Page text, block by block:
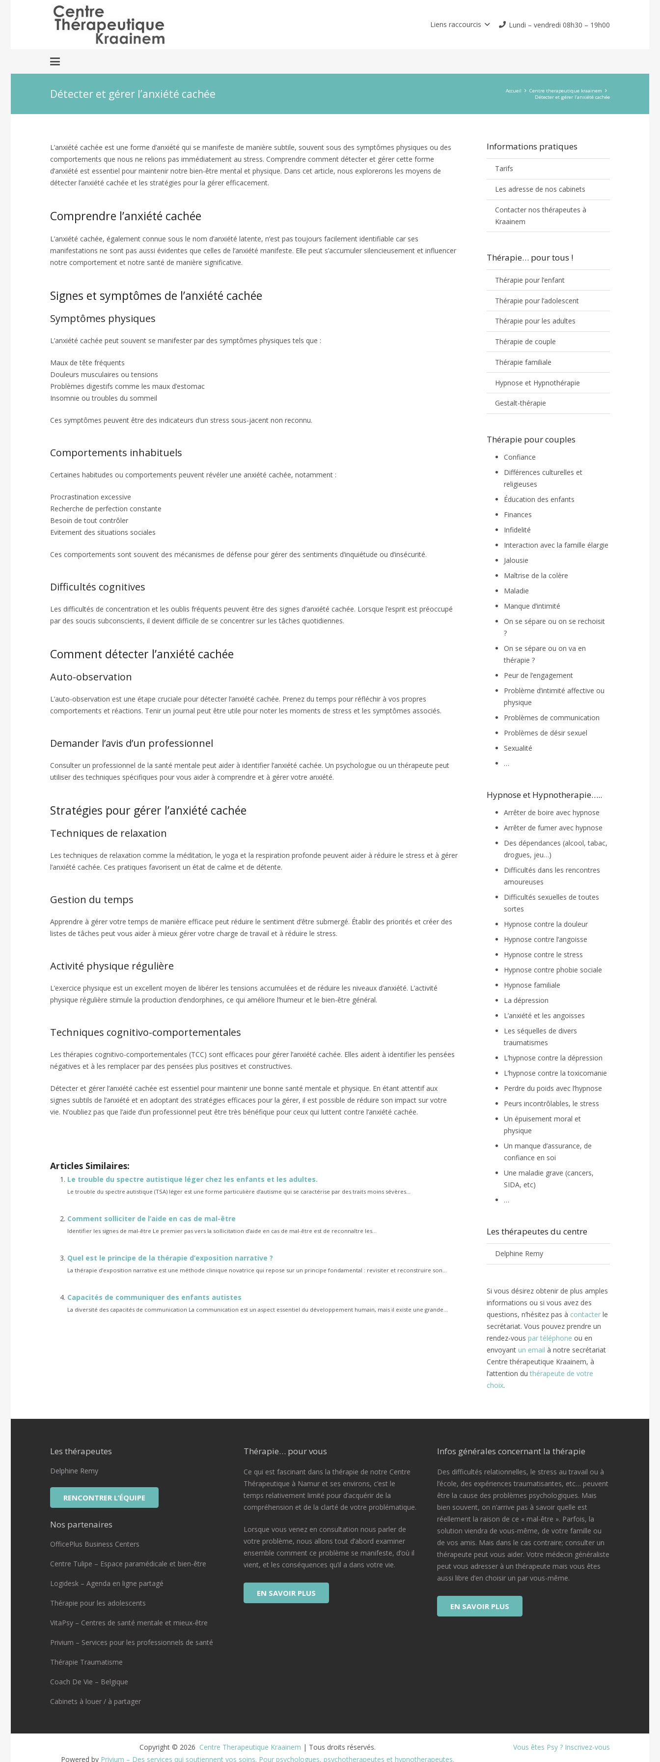
Liens raccourcis Lundi – vendredi 08h30 – 19h00
Détecter et gérer l’anxiété cachée Accueil
Centre therapeutique kraainem
Détecter et gérer l’anxiété cachée
L’anxiété cachée est une forme d’anxiété qui se manifeste de manière subtile, souvent sous des symptômes physiques ou des
comportements que nous ne relions pas immédiatement au stress. Comprendre comment détecter et gérer cette forme
d’anxiété est essentiel pour maintenir notre bien-être mental et physique. Dans cet article, nous explorerons les moyens de
détecter l’anxiété cachée et les stratégies pour la gérer efficacement.
Comprendre l’anxiété cachée
L’anxiété cachée, également connue sous le nom d’anxiété latente, n’est pas toujours facilement identifiable car ses
manifestations ne sont pas aussi évidentes que celles de l’anxiété manifeste. Elle peut s’accumuler silencieusement et influencer
notre comportement et notre santé de manière significative.
Signes et symptômes de l’anxiété cachée
Symptômes physiques
L’anxiété cachée peut souvent se manifester par des symptômes physiques tels que :
Maux de tête fréquents
Douleurs musculaires ou tensions
Problèmes digestifs comme les maux d’estomac
Insomnie ou troubles du sommeil
Ces symptômes peuvent être des indicateurs d’un stress sous-jacent non reconnu.
Comportements inhabituels
Certaines habitudes ou comportements peuvent révéler une anxiété cachée, notamment :
Procrastination excessive
Recherche de perfection constante
Besoin de tout contrôler
Evitement des situations sociales
Ces comportements sont souvent des mécanismes de défense pour gérer des sentiments d’inquiétude ou d’insécurité.
Difficultés cognitives
Les difficultés de concentration et les oublis fréquents peuvent être des signes d’anxiété cachée. Lorsque l’esprit est préoccupé
par des soucis subconscients, il devient difficile de se concentrer sur les tâches quotidiennes.
Comment détecter l’anxiété cachée
Auto-observation
L’auto-observation est une étape cruciale pour détecter l’anxiété cachée. Prenez du temps pour réfléchir à vos propres
comportements et réactions. Tenir un journal peut être utile pour noter les moments de stress et les symptômes associés.
Demander l’avis d’un professionnel
Consulter un professionnel de la santé mentale peut aider à identifier l’anxiété cachée. Un psychologue ou un thérapeute peut
utiliser des techniques spécifiques pour vous aider à comprendre et à gérer votre anxiété.
Stratégies pour gérer l’anxiété cachée
Techniques de relaxation
Les techniques de relaxation comme la méditation, le yoga et la respiration profonde peuvent aider à réduire le stress et à gérer
l’anxiété cachée. Ces pratiques favorisent un état de calme et de détente.
Gestion du temps
Apprendre à gérer votre temps de manière efficace peut réduire le sentiment d’être submergé. Établir des priorités et créer des
listes de tâches peut vous aider à mieux gérer votre charge de travail et à réduire le stress.
Activité physique régulière
L’exercice physique est un excellent moyen de libérer les tensions accumulées et de réduire les niveaux d’anxiété. L’activité
physique régulière stimule la production d’endorphines, ce qui améliore l’humeur et le bien-être général.
Techniques cognitivo-comportementales
Les thérapies cognitivo-comportementales (TCC) sont efficaces pour gérer l’anxiété cachée. Elles aident à identifier les pensées
négatives et à les remplacer par des pensées plus positives et constructives.
Détecter et gérer l’anxiété cachée est essentiel pour maintenir une bonne santé mentale et physique. En étant attentif aux
signes subtils de l’anxiété et en adoptant des stratégies efficaces pour la gérer, il est possible de réduire son impact sur votre
vie. N’oubliez pas que l’aide d’un professionnel peut être très bénéfique pour ceux qui luttent contre l’anxiété cachée.
Articles Similaires:
Le trouble du spectre autistique léger chez les enfants et les adultes.
Le trouble du spectre autistique (TSA) léger est une forme particulière d’autisme qui se caractérise par des traits moins sévères...
Comment solliciter de l’aide en cas de mal-être
Identifier les signes de mal-être Le premier pas vers la sollicitation d’aide en cas de mal-être est de reconnaître les...
Quel est le principe de la thérapie d’exposition narrative ?
La thérapie d’exposition narrative est une méthode clinique novatrice qui repose sur un principe fondamental : revisiter et reconstruire son...
Capacités de communiquer des enfants autistes
La diversité des capacités de communication La communication est un aspect essentiel du développement humain, mais il existe une grande...
Informations pratiques
Tarifs
Les adresse de nos cabinets
Contacter nos thérapeutes à
Kraainem
Thérapie… pour tous !
Thérapie pour l’enfant
Thérapie pour l’adolescent
Thérapie pour les adultes
Thérapie de couple
Thérapie familiale
Hypnose et Hypnothérapie
Gestalt-thérapie
Thérapie pour couples
Confiance
Différences culturelles et
religieuses
Éducation des enfants
Finances
Infidelité
Interaction avec la famille élargie
Jalousie
Maîtrise de la colère
Maladie
Manque d’intimité
On se sépare ou on se rechoisit
?
On se sépare ou on va en
thérapie ?
Peur de l’engagement
Problème d’intimité affective ou
physique
Problèmes de communication
Problèmes de désir sexuel
Sexualité
…
Hypnose et Hypnotherapie…..
Arrêter de boire avec hypnose
Arrêter de fumer avec hypnose
Des dépendances (alcool, tabac,
drogues, jeu…)
Difficultés dans les rencontres
amoureuses
Difficultés sexuelles de toutes
sortes
Hypnose contre la douleur
Hypnose contre l’angoisse
Hypnose contre le stress
Hypnose contre phobie sociale
Hypnose familiale
La dépression
L’anxiété et les angoisses
Les séquelles de divers
traumatismes
L’hypnose contre la dépression
L’hypnose contre la toxicomanie
Perdre du poids avec l’hypnose
Peurs incontrôlables, le stress
Un épuisement moral et
physique
Un manque d’assurance, de
confiance en soi
Une maladie grave (cancers,
SIDA, etc)
…
Les thérapeutes du centre
Delphine Remy
Si vous désirez obtenir de plus amples
informations ou si vous avez des
questions, n’hésitez pas à contacter le
secrétariat. Vous pouvez prendre un
rendez-vouspar téléphone ou en
envoyantun email à notre secrétariat
Centre thérapeutique Kraainem, à
l’attention duthérapeute de votre
choix.
Les thérapeutes
Delphine Remy
RENCONTRER L’ÉQUIPE
Nos partenaires
OfficePlus Business Centers
Centre Tulipe – Espace paramédicale et bien-être
Logidesk – Agenda en ligne partagé
Thérapie pour les adolescents
VitaPsy – Centres de santé mentale et mieux-être
Privium – Services pour les professionnels de santé
Thérapie Traumatisme
Coach De Vie – Belgique
Cabinets à louer / à partager
Thérapie… pour vous
Ce qui est fascinant dans la thérapie de notre Centre
Thérapeutique à Namur et ses environs, c’est le
temps relativement limité pour d’acquérir de la
compréhension et de la clarté de votre problématique.
Lorsque vous venez en consultation nous parler de
votre problème, nous allons tout d’abord examiner
ensemble comment ce problème se manifeste, d’où il
vient, et les conséquences qu’il a dans votre vie.
EN SAVOIR PLUS
Infos générales concernant la thérapie
Des difficultés relationnelles, le stress au travail ou à
l’école, des expériences traumatisantes, etc… peuvent
être la cause des problèmes psychologiques. Mais
bien souvent, on n’arrive pas à savoir quelle est
réellement la raison de ce « mal-être ». Parfois, la
solution viendra de vous-même, de votre famille ou
de vos amis. Mais dans le cas contraire; consulter un
thérapeute peut vous aider. Votre médecin généraliste
peut vous adresser à un thérapeute mais vous êtes
aussi libre d’en choisir un par vous-même.
EN SAVOIR PLUS
Copyright © 2026 Centre Therapeutique Kraainem | Tous droits réservés.
Powered by Privium – Des services qui soutiennent vos soins. Pour psychologues, psychotherapeutes et hypnotherapeutes.
Vous êtes Psy ? Inscrivez-vous